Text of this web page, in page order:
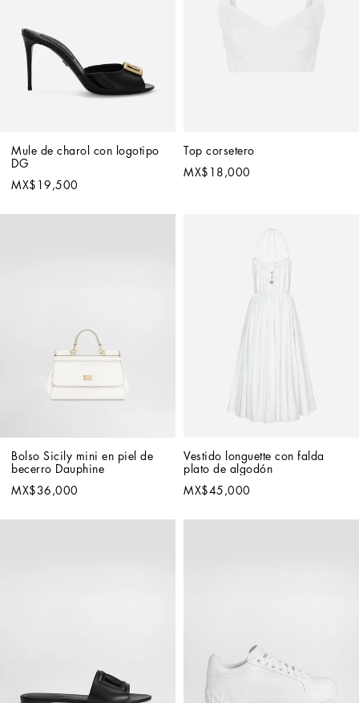
Mule de charol con logotipo
DG
MX$19,500
Top corsetero
MX$18,000
Bolso Sicily mini en piel de
becerro Dauphine
MX$36,000
Vestido longuette con falda
plato de algodón
MX$45,000